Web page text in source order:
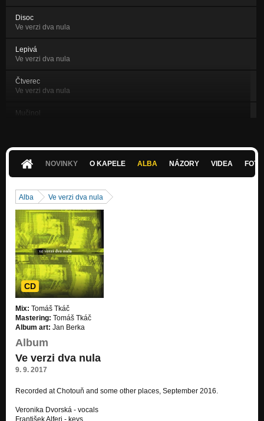
Disoc
Ve verzi dva nula
Lepivá
Ve verzi dva nula
Čtverec
Ve verzi dva nula
Mučinol
Glutamát
Puchýřky
Ve verzi dva nula
Pruhy
Ve verzi dva nula
Kurz žraní červů
Ve verzi dva nula
Satelit
Ve verzi dva nula
Gymnasium EP
Disko
Gymnasium EP
NOVINKY O KAPELE ALBA NÁZORY VIDEA
Alba Ve verzi dva nula
CD
Mix: Tomáš Tkáč
Mastering: Tomáš Tkáč
Album art: Jan Berka
Album
Ve verzi dva nula
9. 9. 2017
Recorded at Chotouň and some other places, September 2016.
Veronika Dvorská - vocals